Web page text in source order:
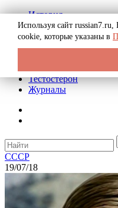
История
Биография
Криминал
Реклама на сайте
Тестостерон
Журналы
СССР
19/07/18
Используя сайт
cookie, которые указаны в